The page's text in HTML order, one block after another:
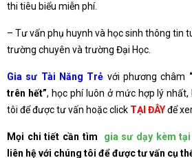
thi tiêu biểu miễn phí.
– Tư vấn phụ huynh và học sinh thông tin
trường chuyên và trường Đại Học.
Gia sư Tài Năng Trẻ với phương châm
trên hết”, học phí luôn ở mức hợp lý
tôi để được tư vấn hoặc click TẠI ĐÂYđể
Mọi chi tiết cần tìm gia sư dạy kèm
liên hệ với chúng tôi để được tư vấn cụ